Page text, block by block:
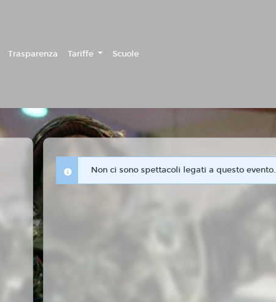
Trasparenza Tariffe Scuole
Non ci sono spettacoli legati a questo evento.